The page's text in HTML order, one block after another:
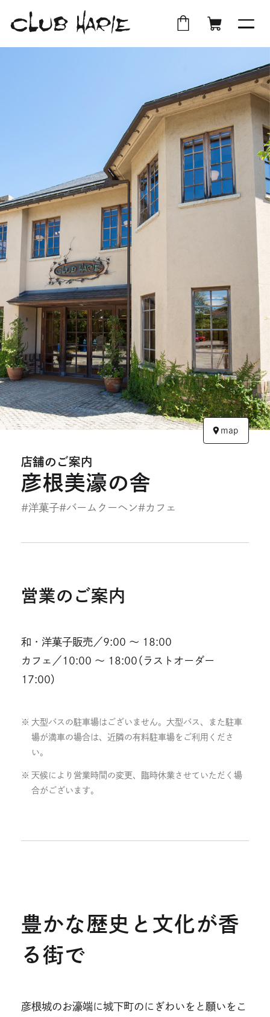
サ
イ
ト
を
別
ウ
イ
開
き
ま
す
ラ
イ
ン
シ
ョ
ッ
プ
イ
ト
を
別
ウ
イ
ン
取
店舗のご案内
彦根美濠の舎
#洋菓子#バームクーヘン#カフェ
map
営業のご案内
和・洋菓子販売／9:00 ～ 18:00
カフェ／10:00 ～ 18:00（ラストオーダー
17:00）
大型バスの駐車場はございません。大型バス、また駐車
場が満車の場合は、近隣の有料駐車場をご利用くださ
い。
天候により営業時間の変更、臨時休業させていただく場
合がございます。
豊かな歴史と文化が香
る街で
彦根城のお濠端に城下町のにぎわいをと願いをこ